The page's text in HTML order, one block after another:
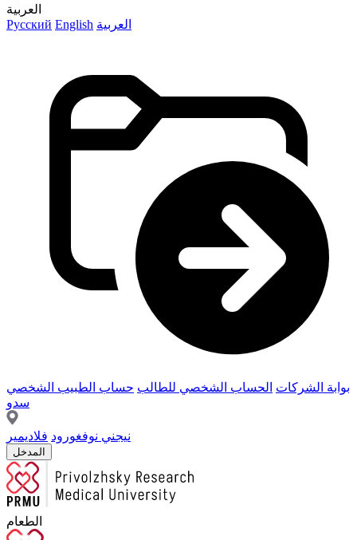
العربية
Русский English العربية
بوابة الشركات الحساب الشخصي للطالب حساب الطبيب الشخصي
سدو
نيجني نوفغورود فلاديمير
المدخل
الطعام